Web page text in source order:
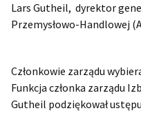
Lars Gutheil, dyrektor
Przemysłowo-Handlowej
Członkowie zarządu
Funkcja członka zarządu
Gutheil podziękował